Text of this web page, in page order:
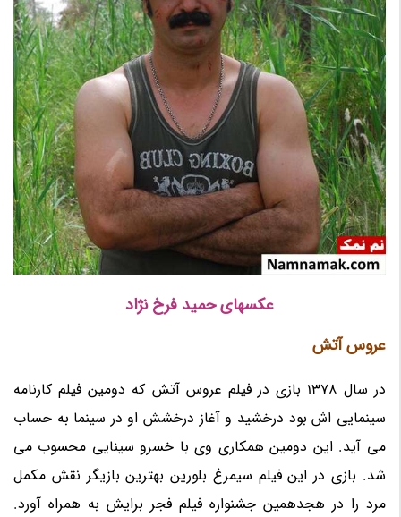
عکسهای حمید فرخ نژاد
عروس آتش
در سال 1378 بازی در فیلم عروس آتش که دومین فیلم کارنامه
سینمایی اش بود درخشید و آغاز درخشش او در سینما به حساب
می آید. این دومین همکاری وی با خسرو سینایی محسوب می
شد. بازی در این فیلم سیمرغ بلورین بهترین بازیگر نقش مکمل
مرد را در هجدهمین جشنواره فیلم فجر برایش به همراه آورد.